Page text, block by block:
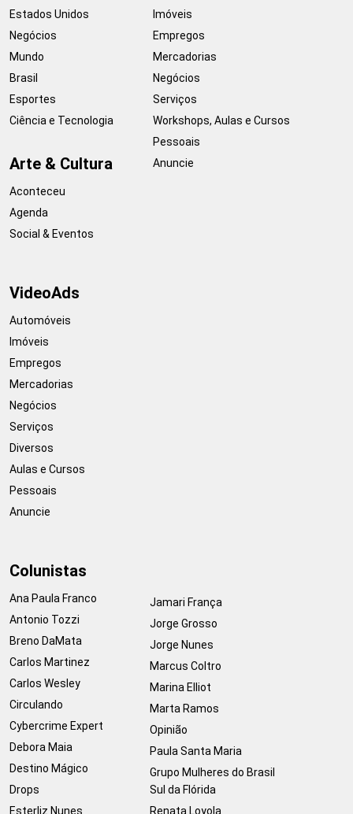
Estados Unidos
Negócios
Mundo
Brasil
Esportes
Ciência e Tecnologia
Arte & Cultura
Aconteceu
Agenda
Social & Eventos
Imóveis
Empregos
Mercadorias
Negócios
Serviços
Workshops, Aulas e Cursos
Pessoais
Anuncie
VideoAds
Automóveis
Imóveis
Empregos
Mercadorias
Negócios
Serviços
Diversos
Aulas e Cursos
Pessoais
Anuncie
Colunistas
Ana Paula Franco
Antonio Tozzi
Breno DaMata
Carlos Martinez
Carlos Wesley
Circulando
Cybercrime Expert
Debora Maia
Destino Mágico
Drops
Esterliz Nunes
Jamari França
Jorge Grosso
Jorge Nunes
Marcus Coltro
Marina Elliot
Marta Ramos
Opinião
Paula Santa Maria
Grupo Mulheres do Brasil
Sul da Flórida
Renata Loyola